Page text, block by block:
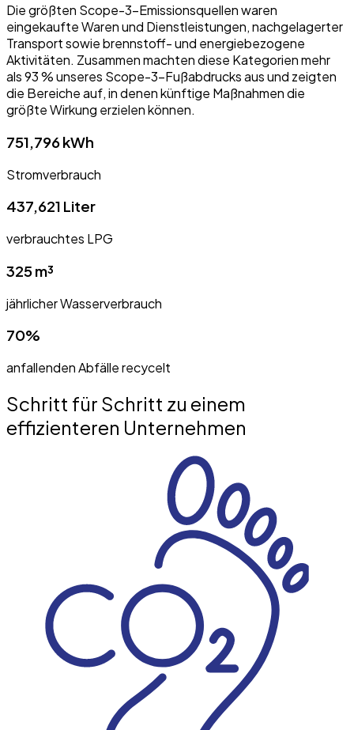
Die größten Scope-3-Emissionsquellen waren
eingekaufte Waren und Dienstleistungen, nachgelagerter
Transport sowie brennstoff- und energiebezogene
Aktivitäten. Zusammen machten diese Kategorien mehr
als 93 % unseres Scope-3-Fußabdrucks aus und zeigten
die Bereiche auf, in denen künftige Maßnahmen die
größte Wirkung erzielen können.
751,796 kWh
Stromverbrauch
437,621 Liter
verbrauchtes LPG
325 m³
jährlicher Wasserverbrauch
70%
anfallenden Abfälle recycelt
Schritt für Schritt zu einem
effizienteren Unternehmen